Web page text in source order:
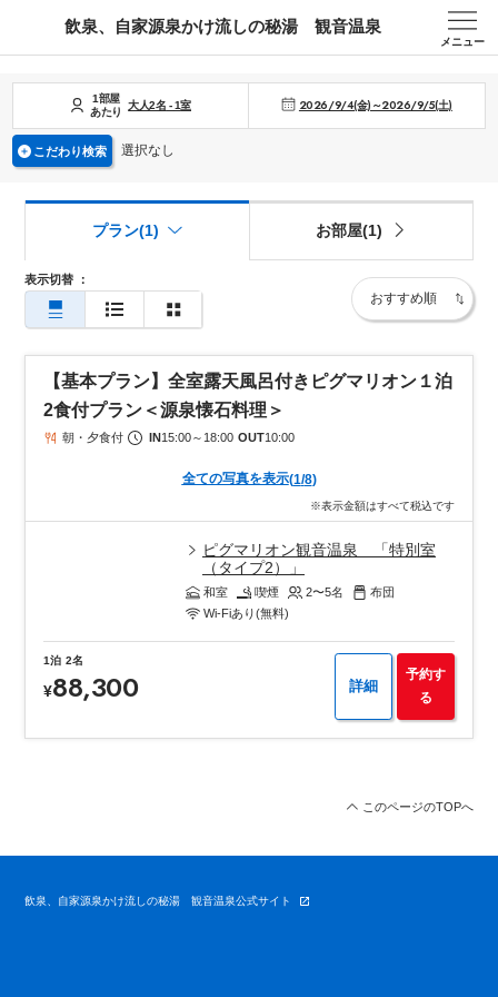
飲泉、自家源泉かけ流しの秘湯 観音温泉
メニュー
1部屋
あたり
大人2名 -1室 2026/9/4(金)～2026/9/5(土)
こだわり検索 選択なし
表示切替 ：
プラン(1) お部屋(1)
【基本プラン】全室露天風呂付きピグマリオン１泊
2食付プラン＜源泉懐石料理＞
朝・夕食付 IN15:00～ 18:00 OUT10:00
全ての写真を表示(1/8)
※表示金額はすべて税込です
ピグマリオン観音温泉 「特別室
（タイプ2）」
和室 喫煙 2〜5名
布団
Wi-Fiあり(無料)
1泊 2名
¥88,300 詳細
予約す
る
このページのTOPへ
飲泉、自家源泉かけ流しの秘湯 観音温泉公式サイト